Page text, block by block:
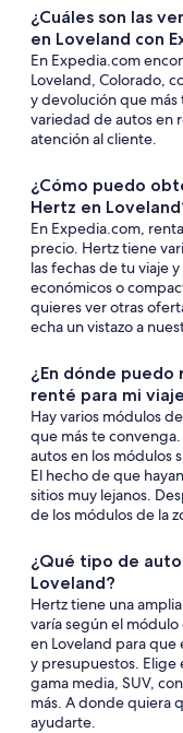
¿Cuáles son las
en Loveland con
En Expedia.com
Loveland, Colorado,
y devolución que
variedad de autos en
atención al cliente.
¿Cómo puedo
Hertz en
En Expedia.com,
precio. Hertz tiene
las fechas de tu viaje
económicos o
quieres ver otras
echa un vistazo a
¿En dónde
renté para mi
Hay varios módulos
que más te
autos en los módulos
El hecho de que
sitios muy lejanos.
de los módulos de la
¿Qué tipo de
Loveland?
Hertz tiene una
varía según el
en Loveland para que
y presupuestos. Elige
gama media, SUV,
más. A donde quiera
ayudarte.